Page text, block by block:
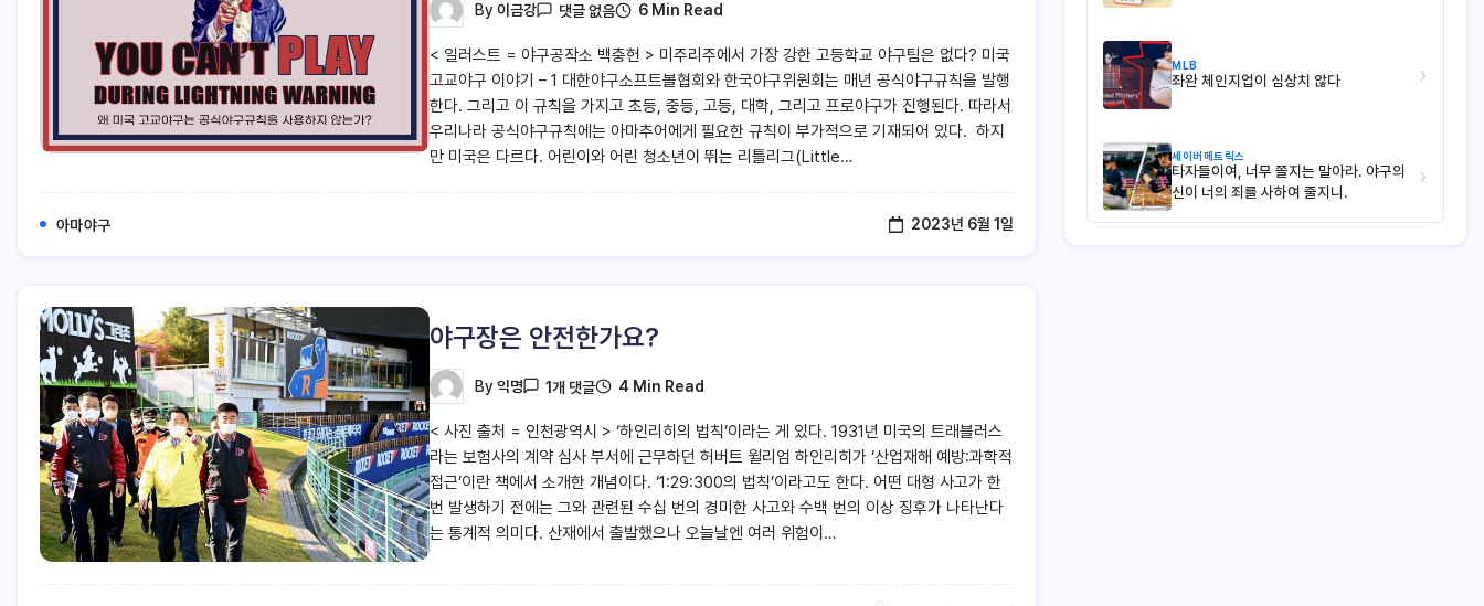
By 이금강 댓글 없음 6 Min Read
< 일러스트 = 야구공작소 백충헌 > 미주리주에서 가장 강한 고등학교 야구팀은 없다? 미국
고교야구 이야기 – 1 대한야구소프트볼협회와 한국야구위원회는 매년 공식야구규칙을 발행
한다. 그리고 이 규칙을 가지고 초등, 중등, 고등, 대학, 그리고 프로야구가 진행된다. 따라서
우리나라 공식야구규칙에는 아마추어에게 필요한 규칙이 부가적으로 기재되어 있다. 하지
만 미국은 다르다. 어린이와 어린 청소년이 뛰는 리틀리그(Little…
아마야구 2023년 6월 1일
야구장은 안전한가요?
By 익명 1개 댓글 4 Min Read
< 사진 출처 = 인천광역시 > ‘하인리히의 법칙’이라는 게 있다. 1931년 미국의 트래블러스
라는 보험사의 계약 심사 부서에 근무하던 허버트 윌리엄 하인리히가 ‘산업재해 예방:과학적
접근’이란 책에서 소개한 개념이다. ‘1:29:300의 법칙’이라고도 한다. 어떤 대형 사고가 한
번 발생하기 전에는 그와 관련된 수십 번의 경미한 사고와 수백 번의 이상 징후가 나타난다
는 통계적 의미다. 산재에서 출발했으나 오늘날엔 여러 위험이…
MLB
좌완 체인지업이 심상치 않다 ›
세이버메트릭스
타자들이여, 너무 쫄지는 말아라. 야구의
신이 너의 죄를 사하여 줄지니.
›